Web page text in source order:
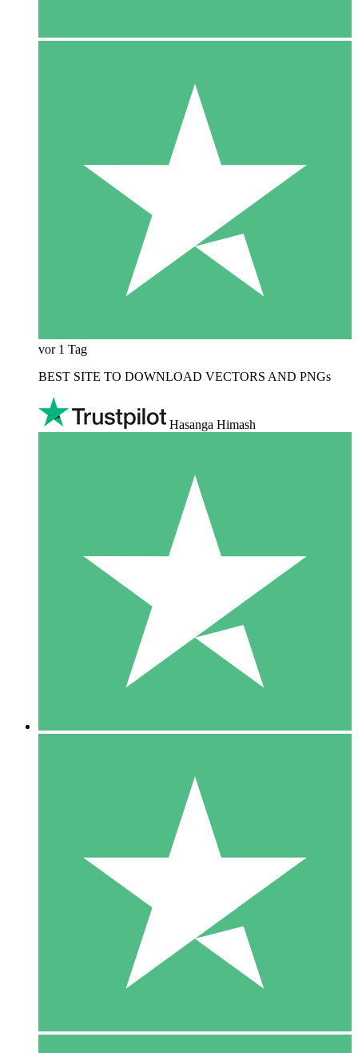
vor 1 Tag
BEST SITE TO DOWNLOAD VECTORS AND PNGs
Hasanga Himash